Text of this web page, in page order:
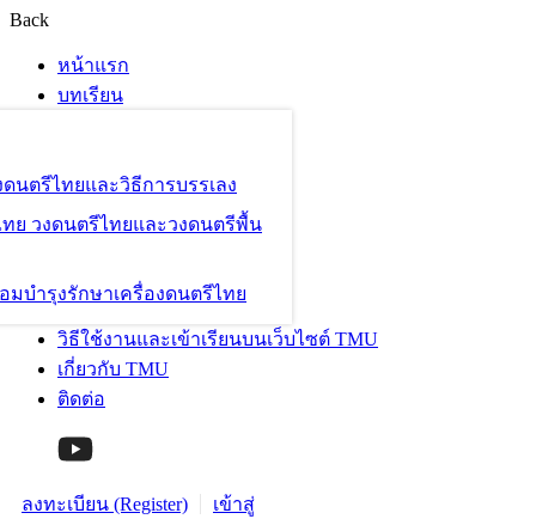
Back
หน้าแรก
บทเรียน
ดนตรีไทยและวิธีการบรรเลง
ทย วงดนตรีไทยและวงดนตรีพื้น
มบำรุงรักษาเครื่องดนตรีไทย
วิธีใช้งานและเข้าเรียนบนเว็บไซต์ TMU
เกี่ยวกับ TMU
ติดต่อ
ลงทะเบียน (Register)
เข้าสู่